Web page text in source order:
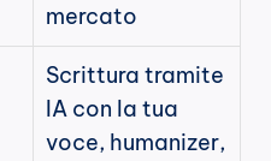
mercato
Scrittura tramite
IA con la tua
voce, humanizer,